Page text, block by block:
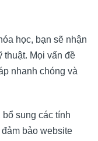
học, bạn sẽ nhận
thuật. Mọi vấn đề
nhanh chóng và
sung các tính
bảo website